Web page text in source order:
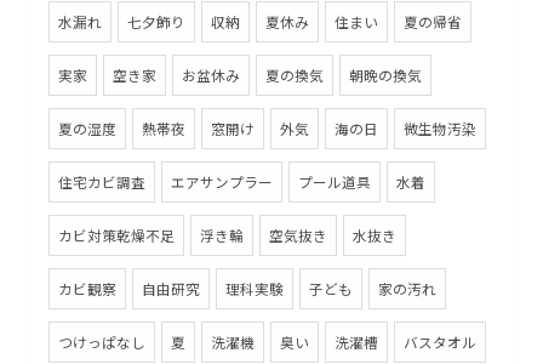
水漏れ 七夕飾り 収納 夏休み 住まい 夏の帰省
実家 空き家 お盆休み 夏の換気 朝晩の換気
夏の湿度 熱帯夜 窓開け 外気 海の日 微生物汚染
住宅カビ調査 エアサンプラー プール道具 水着
カビ対策乾燥不足 浮き輪 空気抜き 水抜き
カビ観察 自由研究 理科実験 子ども 家の汚れ
つけっぱなし 夏 洗濯機 臭い 洗濯槽 バスタオル